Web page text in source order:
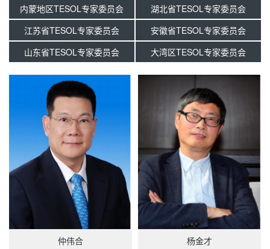
内蒙地区TESOL专家委员会
湖北省TESOL专家委员会
江苏省TESOL专家委员会
安徽省TESOL专家委员会
山东省TESOL专家委员会
大湾区TESOL专家委员会
仲伟合 杨金才